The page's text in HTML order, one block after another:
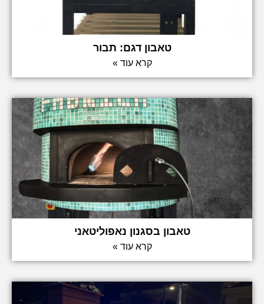
טאבון דגם: תבור
קרא עוד »
טאבון בסגנון נאפוליטאני
קרא עוד »